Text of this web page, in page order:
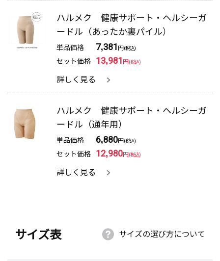
ハルメク 健康サポート・ヘルシーガ
ードル（あったか裏パイル）
単品価格 7,381円(税込)
セット価格 13,981円(税込)
詳しく見る
ハルメク 健康サポート・ヘルシーガ
ードル（通年用）
単品価格 6,880円(税込)
セット価格 12,980円(税込)
詳しく見る
サイズ表 サイズの選び方について